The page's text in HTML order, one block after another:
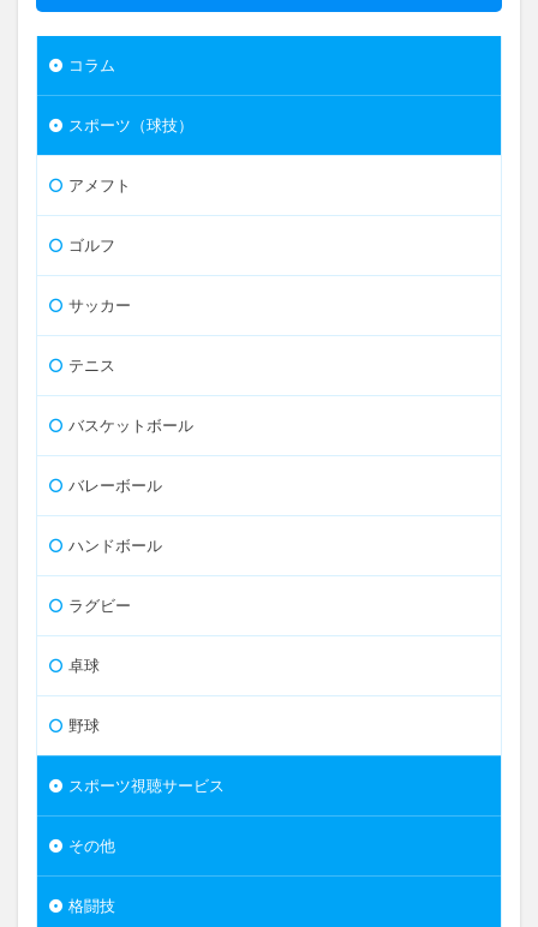
コラム
スポーツ（球技）
アメフト
ゴルフ
サッカー
テニス
バスケットボール
バレーボール
ハンドボール
ラグビー
卓球
野球
スポーツ視聴サービス
その他
格闘技